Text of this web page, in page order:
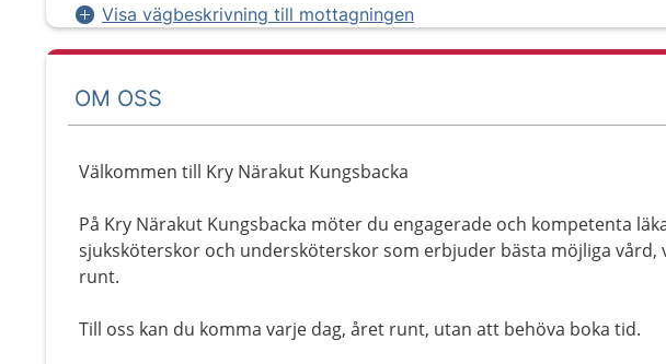
Visa vägbeskrivning till mottagningen
OM OSS
Välkommen till Kry Närakut Kungsbacka
På Kry Närakut Kungsbacka möter du engagerade och kompetenta
sjuksköterskor och undersköterskor som erbjuder bästa möjliga vård,
runt.
Till oss kan du komma varje dag, året runt, utan att behöva boka tid.